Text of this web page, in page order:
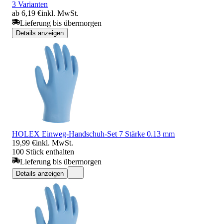
3 Varianten
ab 6,19 €inkl. MwSt.
Lieferung bis übermorgen
Details anzeigen
HOLEX Einweg-Handschuh-Set 7 Stärke 0.13 mm
19,99 €inkl. MwSt.
100 Stück enthalten
Lieferung bis übermorgen
Details anzeigen